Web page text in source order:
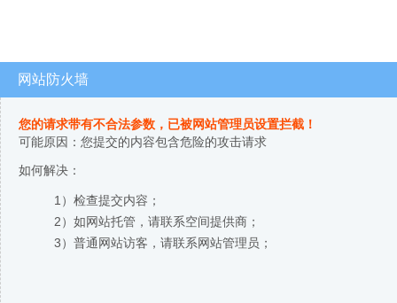
网站防火墙
您的请求带有不合法参数，已被网站管理员设置拦截！
可能原因：您提交的内容包含危险的攻击请求
如何解决：
1）检查提交内容；
2）如网站托管，请联系空间提供商；
3）普通网站访客，请联系网站管理员；